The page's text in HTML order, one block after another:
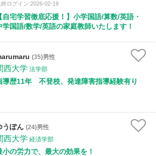
終ログイン:2026-02-19
【自宅学習徹底応援！】小学国語/算数/英語・
学国語/数学/英語の家庭教師いたします！
(35)男性
西大学 法学部
導歴11年 不登校、発達障害指導経験有り
うぽん (24)男性
西大学 経済学部
小の労力で、最大の効果を！